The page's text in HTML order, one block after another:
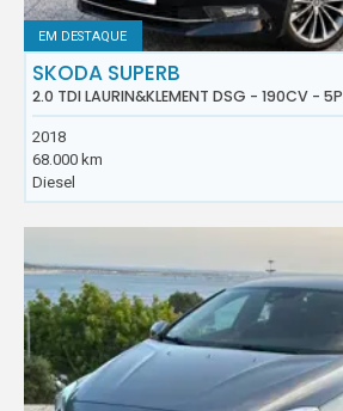
EM DESTAQUE
SKODA SUPERB
2.0 TDI LAURIN&KLEMENT DSG - 190CV - 5P
2018
68.000 km
Diesel